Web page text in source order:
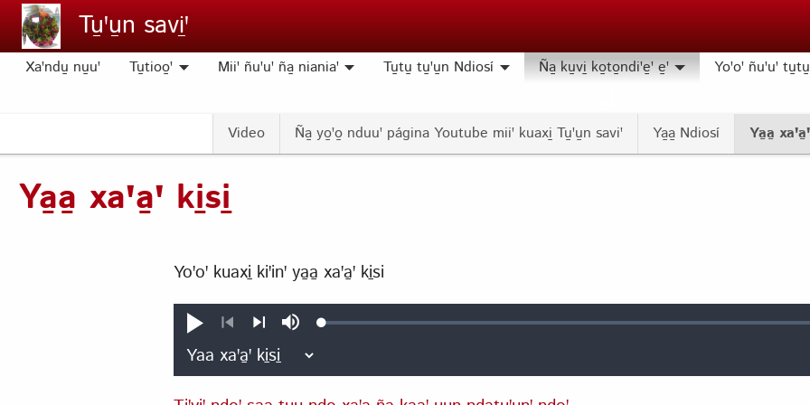
Pasar al contenido principal
Tu̱ꞌu̱n savi̱ꞌ
Xaꞌndu̱ nu̱uꞌ Tu̱tioo̱ꞌ Miiꞌ ñuꞌuꞌ ña̱ nianiaꞌ Tu̱tu̱ tu̱ꞌu̱n Ndiosí Ña̱ ku̱vi̱ ko̱to̱ndiꞌe̱ꞌ e̱ꞌ
Video Ña̱ yo̱ꞌo̱ nduuꞌ página Youtube miiꞌ kuaxi̱ Tu̱ꞌu̱n saviꞌ Ya̱a̱ Ndiosí Ya̱a̱
Yoꞌoꞌ ñuꞌuꞌ
Ya̱a̱ xaꞌa̱ꞌ ki̱si̱
Yoꞌoꞌ kuaxi̱ kiꞌinꞌ ya̱a̱ xaꞌa̱ꞌ ki̱si
Na̱ku̱n
AnteriorSiguiente
SilenciarLoaded: